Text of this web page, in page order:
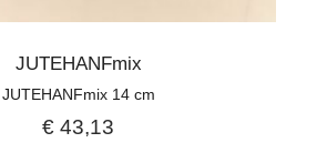
JUTEHANFmix
JUTEHANFmix 14 cm
€ 43,13